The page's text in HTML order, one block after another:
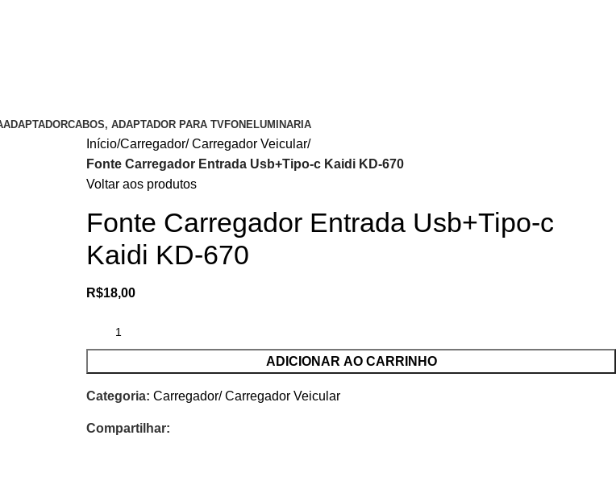
ADAPTADORCABOS, ADAPTADOR PARA TVFONELUMINARIA
Início Carregador/ Carregador Veicular
Fonte Carregador Entrada Usb+Tipo-c Kaidi KD-670
Voltar aos produtos
Fonte Carregador Entrada Usb+Tipo-c
Kaidi KD-670
R$18,00
ADICIONAR AO CARRINHO
Categoria: Carregador/ Carregador Veicular
Compartilhar: